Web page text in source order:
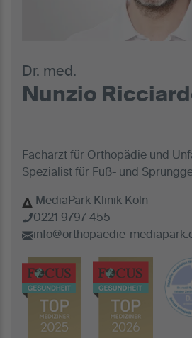
Dr. med.
Nunzio
Facharzt für Orthopädie und
Spezialist für Fuß- und
MediaPark Klinik Köln
0221 9797-455
info@orthopaedie-